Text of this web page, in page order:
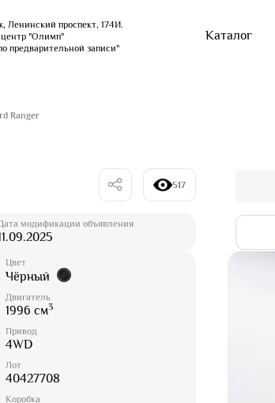
Ленинский проспект, 174И.
"Олимп"
предварительной записи"
Каталог
Ranger
517
модификации объявления
Цвет
Чёрный
Двигатель
1996 см3
Привод
4WD
Лот
40427708
Коробка